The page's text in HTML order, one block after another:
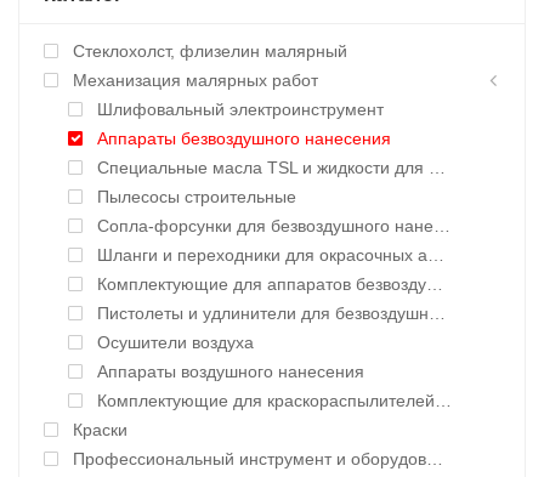
Стеклохолст, флизелин малярный
Механизация малярных работ
Шлифовальный электроинструмент
Аппараты безвоздушного нанесения
Специальные масла TSL и жидкости для окрасочных аппаратов
Пылесосы строительные
Сопла-форсунки для безвоздушного нанесения
Шланги и переходники для окрасочных аппаратов
Комплектующие для аппаратов безвоздушного нанесения
Пистолеты и удлинители для безвоздушного нанесения
Осушители воздуха
Аппараты воздушного нанесения
Комплектующие для краскораспылителей воздушного нанесения
Краски
Профессиональный инструмент и оборудование